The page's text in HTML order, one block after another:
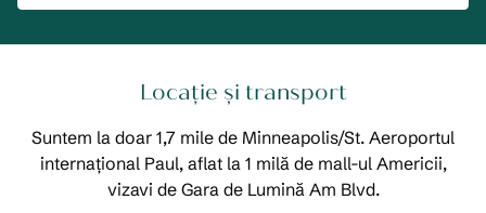
Locație și transport
Suntem la doar 1,7 mile de Minneapolis/St. Aeroportul
internațional Paul, aflat la 1 milă de mall-ul Americii,
vizavi de Gara de Lumină Am Blvd.